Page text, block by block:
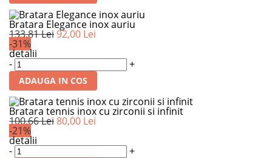
Bratara Elegance inox auriu
133,81 Lei 92,00 Lei
-31%
detalii
- +
ADAUGA IN COS
Bratara tennis inox cu zirconii si infinit
100,66 Lei 80,00 Lei
-21%
detalii
- +